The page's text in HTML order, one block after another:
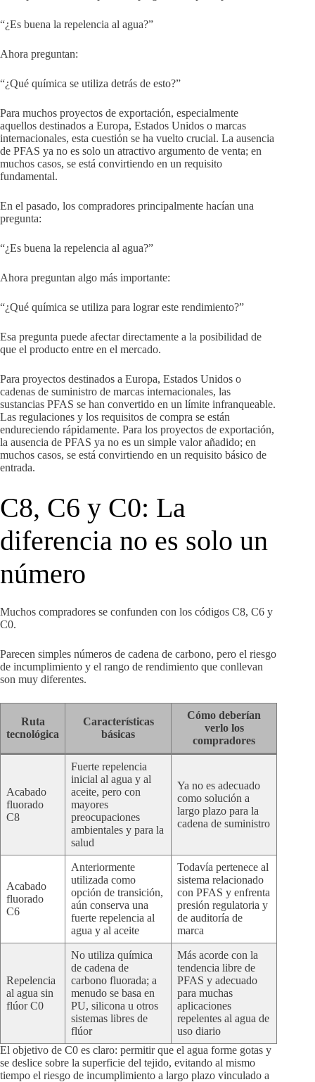
“¿Es buena la repelencia al agua?”
Ahora preguntan:
“¿Qué química se utiliza detrás de esto?”
Para muchos proyectos de exportación, especialmente
aquellos destinados a Europa, Estados Unidos o marcas
internacionales, esta cuestión se ha vuelto crucial. La ausencia
de PFAS ya no es solo un atractivo argumento de venta; en
muchos casos, se está convirtiendo en un requisito
fundamental.
En el pasado, los compradores principalmente hacían una
pregunta:
“¿Es buena la repelencia al agua?”
Ahora preguntan algo más importante:
“¿Qué química se utiliza para lograr este rendimiento?”
Esa pregunta puede afectar directamente a la posibilidad de
que el producto entre en el mercado.
Para proyectos destinados a Europa, Estados Unidos o
cadenas de suministro de marcas internacionales, las
sustancias PFAS se han convertido en un límite infranqueable.
Las regulaciones y los requisitos de compra se están
endureciendo rápidamente. Para los proyectos de exportación,
la ausencia de PFAS ya no es un simple valor añadido; en
muchos casos, se está convirtiendo en un requisito básico de
entrada.
C8, C6 y C0: La
diferencia no es solo un
número
Muchos compradores se confunden con los códigos C8, C6 y
C0.
Parecen simples números de cadena de carbono, pero el riesgo
de incumplimiento y el rango de rendimiento que conllevan
son muy diferentes.
Ruta
tecnológica
Características
básicas
Cómo deberían
verlo los
compradores
Acabado
fluorado
C8
Fuerte repelencia
inicial al agua y al
aceite, pero con
mayores
preocupaciones
ambientales y para la
salud
Ya no es adecuado
como solución a
largo plazo para la
cadena de suministro
Acabado
fluorado
C6
Anteriormente
utilizada como
opción de transición,
aún conserva una
fuerte repelencia al
agua y al aceite
Todavía pertenece al
sistema relacionado
con PFAS y enfrenta
presión regulatoria y
de auditoría de
marca
Repelencia
al agua sin
flúor C0
No utiliza química
de cadena de
carbono fluorada; a
menudo se basa en
PU, silicona u otros
sistemas libres de
flúor
Más acorde con la
tendencia libre de
PFAS y adecuado
para muchas
aplicaciones
repelentes al agua de
uso diario
El objetivo de C0 es claro: permitir que el agua forme gotas y
se deslice sobre la superficie del tejido, evitando al mismo
tiempo el riesgo de incumplimiento a largo plazo vinculado a